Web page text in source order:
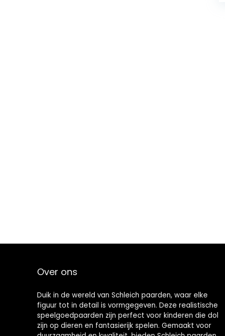
Over ons
Duik in de wereld van Schleich paarden, waar elke
figuur tot in detail is vormgegeven. Deze realistische
speelgoedpaarden zijn perfect voor kinderen die dol
zijn op dieren en fantasierijk spelen. Gemaakt voor